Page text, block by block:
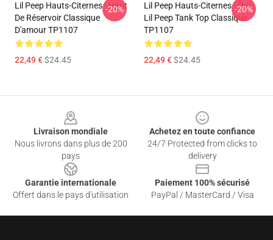
Lil Peep Hauts-Citernes - Haut
De Réservoir Classique
D'amour TP1107
22,49 €$24.45
-20%
Lil Peep Hauts-Citernes - Oui.
Lil Peep Tank Top Classique
TP1107
22,49 €$24.45
-20%
Livraison mondiale
Nous livrons dans plus de 200
pays
Achetez en toute confiance
24/7 Protected from clicks to
delivery
Garantie internationale
Offert dans le pays d'utilisation
Paiement 100% sécurisé
PayPal / MasterCard / Visa